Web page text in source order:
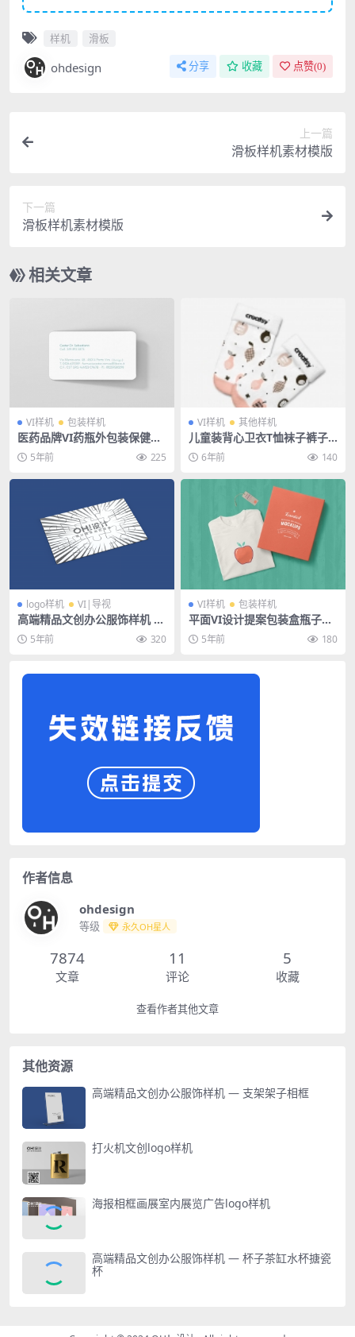
样机 滑板
ohdesign 分享 收藏 点赞(0)
上一篇
滑板样机素材模版
下一篇
滑板样机素材模版
相关文章
VI样机 包装样机
医药品牌VI药瓶外包装保健品
名片样机PSD贴图
5年前 225
VI样机 其他样机
儿童装背心卫衣T恤袜子裤子
手套长袖样机
6年前 140
logo样机 VI|导视
高端精品文创办公服饰样机 —
拼图5年前 320
VI样机 包装样机
平面VI设计提案包装盒瓶子纸
袋智能贴图样机PSD模板
5年前 180
作者信息
ohdesign
等级 永久OH星人
7874
文章
11
评论
5
收藏
查看作者其他文章
其他资源
高端精品文创办公服饰样机 — 支架架子相框
打火机文创logo样机
海报相框画展室内展览广告logo样机
高端精品文创办公服饰样机 — 杯子茶缸水杯搪瓷
杯